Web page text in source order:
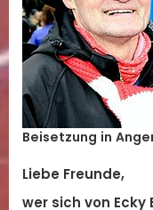
Beisetzung in
Liebe Freunde,
wer sich von